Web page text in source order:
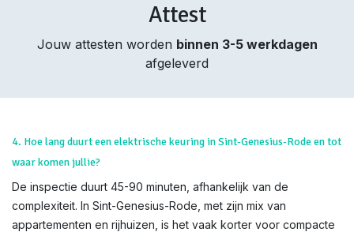
Attest
Jouw attesten worden binnen 3-5 werkdagen
afgeleverd
4. Hoe lang duurt een elektrische keuring in Sint-Genesius-Rode en tot
waar komen jullie?
De inspectie duurt 45-90 minuten, afhankelijk van de
complexiteit. In Sint-Genesius-Rode, met zijn mix van
appartementen en rijhuizen, is het vaak korter voor compacte